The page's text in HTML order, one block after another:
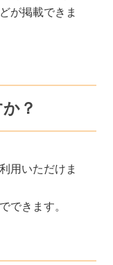
が掲載できま
？
用いただけま
できます。